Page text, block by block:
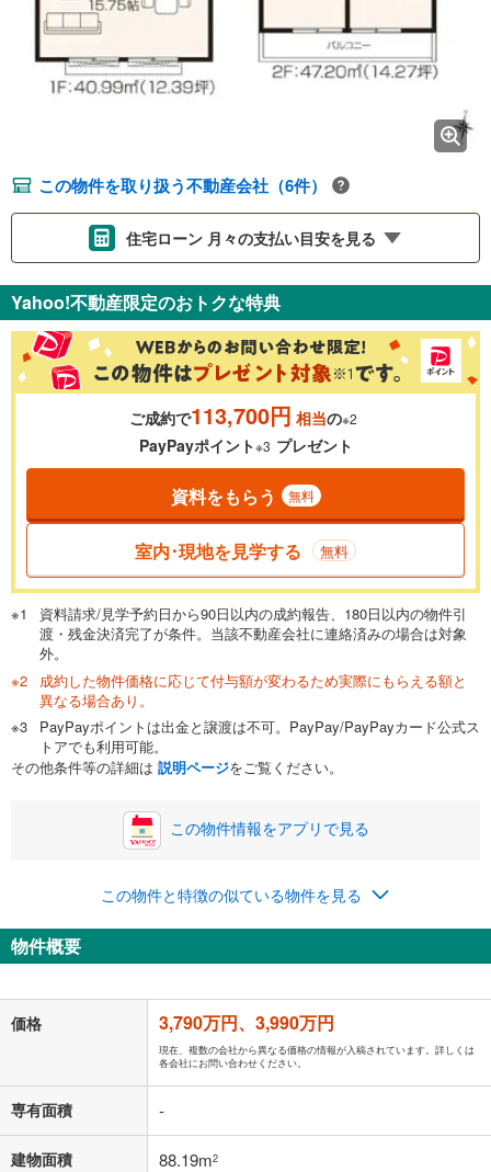
この物件を取り扱う不動産会社（6件）
住宅ローン 月々の支払い目安を見る
金利 ％
0.01%
一般的には最長35年まで借り入れ可能です。多くの金融機関
が完済時の年齢は80歳までを条件としています。
閉じる
頭金 万円
0万円 3,990万円
自己資金から住宅購入にかけられる金額を入力してくださ
い。一般的には物件価格の2割までが目安です。
閉じる
ボーナス
万円
0円
ナス時の増額分（1回分）を入力してください。
ボーナス払いの限度額は金融機関によって異なります。
閉じる
月々の返済額
上、ご自身での入力をお願いいたします。初期設定で自動入力されてい
る値は、実際の金融機関等における貸出金利とは何ら関係がなく、実際
の金融機関等における貸出金利を何ら保証するものではありません。返
済方法「元利均等返済」にて算出しております。入力された金利を35年
適用した場合の計算結果を表示しています。
その他月額費用や、初期費用がかかります。ご注意ください。実際にお
借り入れの際は各金融機関等に、必ずご自身でご確認をお願いいたしま
Yahoo!不動産限定のおトクな特典
ご成約で113,700円 相当の※2
PayPayポイント※3 プレゼント
資料をもらう 無料
室内･現地を見学する 無料
資料請求/見学予約日から90日以内の成約報告、180日以内の物件引
渡・残金決済完了が条件。当該不動産会社に連絡済みの場合は対象
外。
成約した物件価格に応じて付与額が変わるため実際にもらえる額と
異なる場合あり。
PayPayポイントは出金と譲渡は不可。PayPay/PayPayカード公式ス
トアでも利用可能。
その他条件等の詳細は 説明ページをご覧ください。
この物件情報をアプリで見る
この物件と特徴の似ている物件を見る
物件概要
価格 3,790万円、3,990万円
現在、複数の会社から異なる価格の情報が入稿されています。詳しくは
各会社にお問い合わせください。
専有面積 -
建物面積 88.19m2